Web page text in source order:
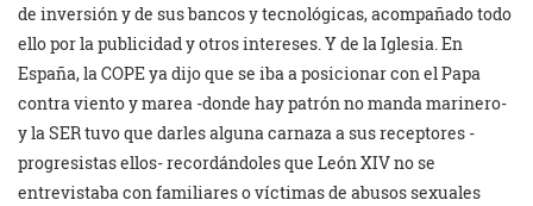
de inversión y de sus bancos y tecnológicas, acompañado todo
ello por la publicidad y otros intereses. Y de la Iglesia. En
España, la COPE ya dijo que se iba a posicionar con el Papa
contra viento y marea -donde hay patrón no manda marinero-
y la SER tuvo que darles alguna carnaza a sus receptores -
progresistas ellos- recordándoles que León XIV no se
entrevistaba con familiares o víctimas de abusos sexuales